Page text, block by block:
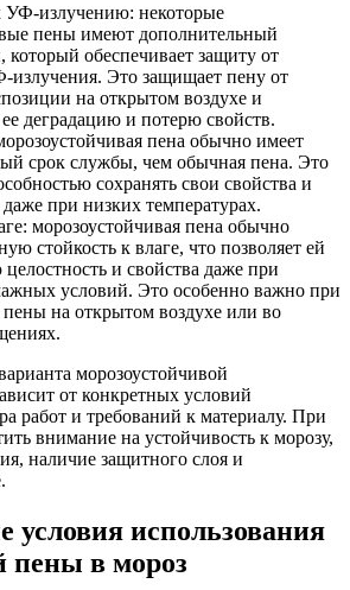
УФ-излучению: некоторые
пены имеют дополнительный
обеспечивает защиту от
излучения. Это защищает пену от
на открытом воздухе и
деградацию и потерю свойств.
пена обычно имеет
срок службы, чем обычная пена. Это
сохранять свои свойства и
при низких температурах.
морозоустойчивая пена обычно
стойкость к влаге, что позволяет ей
целостность и свойства даже при
условий. Это особенно важно при
на открытом воздухе или во
морозоустойчивой
от конкретных условий
работ и требований к материалу. При
внимание на устойчивость к морозу,
наличие защитного слоя и
использования
пены в мороз